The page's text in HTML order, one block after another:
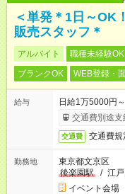
＜単発＊1日～OK
販売スタッフ＊
アルバイト 職種未経験OK
ブランクOK
WEB登録・
給与
日給1万5000円
交通費別途支
交通費 交通費規
勤務地
東京都文京区
後楽園駅
/ 江
イベント会場